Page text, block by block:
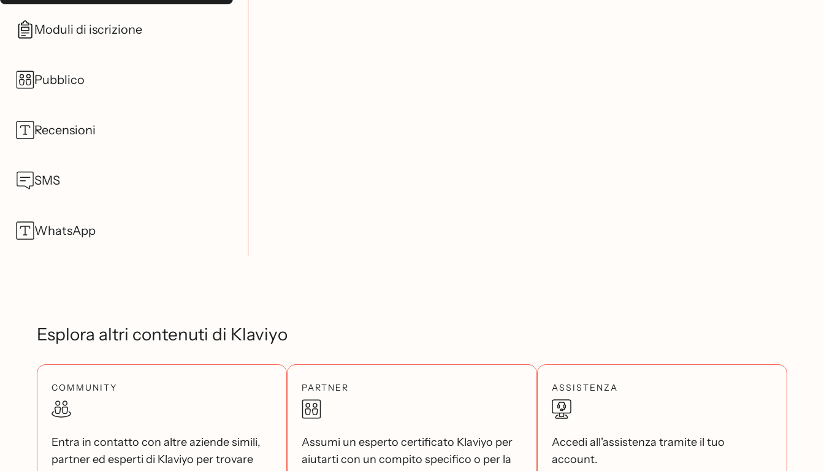
Moduli di iscrizione
Pubblico
Recensioni
SMS
WhatsApp
Esplora altri contenuti di Klaviyo
COMMUNITY
Entra in contatto con altre aziende simili,
partner ed esperti di Klaviyo per trovare
PARTNER
Assumi un esperto certificato Klaviyo per
aiutarti con un compito specifico o per la
ASSISTENZA
Accedi all'assistenza tramite il tuo
account.